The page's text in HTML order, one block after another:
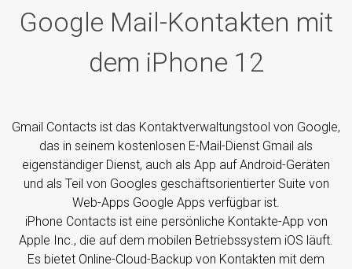
Google Mail-Kontakten mit
dem iPhone 12
Gmail Contacts ist das Kontaktverwaltungstool von Google,
das in seinem kostenlosen E-Mail-Dienst Gmail als
eigenständiger Dienst, auch als App auf Android-Geräten
und als Teil von Googles geschäftsorientierter Suite von
Web-Apps Google Apps verfügbar ist.
iPhone Contacts ist eine persönliche Kontakte-App von
Apple Inc., die auf dem mobilen Betriebssystem iOS läuft.
Es bietet Online-Cloud-Backup von Kontakten mit dem